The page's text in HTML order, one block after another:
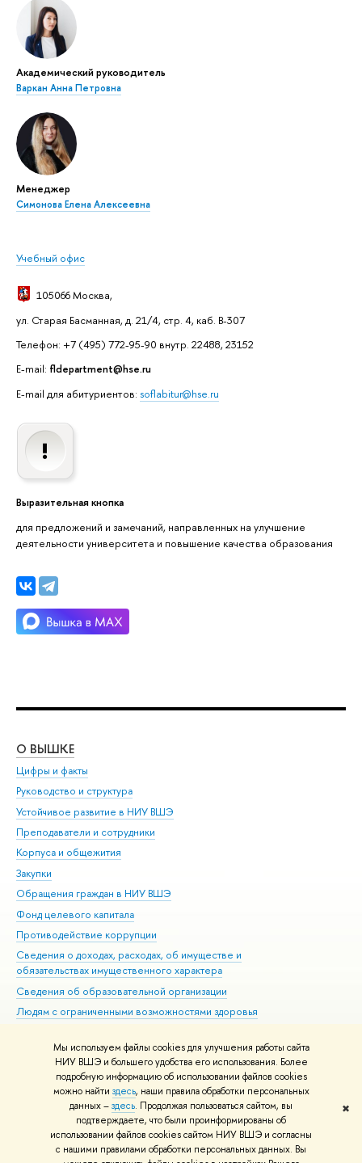
Мы используем файлы cookies для улучшения работы сайта
НИУ ВШЭ и большего удобства его использования. Более
подробную информацию об использовании файлов cookies
можно найти здесь, наши правила обработки персональных
данных –здесь. Продолжая пользоваться сайтом, вы
подтверждаете, что были проинформированы об
использовании файлов cookies сайтом НИУ ВШЭ и согласны
с нашими правилами обработки персональных данных. Вы
✖
Академический руководитель
Варкан Анна Петровна
Менеджер
Симонова Елена Алексеевна
Учебный офис
105066 Москва,
ул. Старая Басманная, д. 21/4, стр. 4, каб. В-307
Телефон: +7 (495) 772-95-90 внутр. 22488, 23152
E-mail: fldepartment@hse.ru
E-mail для абитуриентов: soflabitur@hse.ru
Выразительная кнопка
для предложений и замечаний, направленных на улучшение
деятельности университета и повышение качества образования
О ВЫШКЕ
Цифры и факты
Руководство и структура
Устойчивое развитие в НИУ ВШЭ
Преподаватели и сотрудники
Корпуса и общежития
Закупки
Обращения граждан в НИУ ВШЭ
Фонд целевого капитала
Противодействие коррупции
Сведения о доходах, расходах, об имуществе и
обязательствах имущественного характера
Сведения об образовательной организации
Людям с ограниченными возможностями здоровья
Работа в Вышке
© НИУ ВШЭ 1993–2026 Адреса и контакты Условия использования
материалов Политика конфиденциальности Карта сайта